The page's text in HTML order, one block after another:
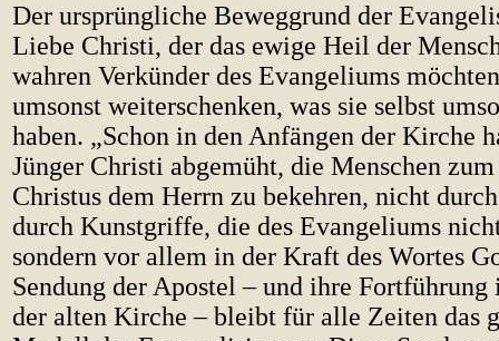
Der ursprüngliche Beweggrund der
Liebe Christi, der das ewige Heil der
wahren Verkünder des Evangeliums
umsonst weiterschenken, was sie selbst
haben. „Schon in den Anfängen der Kirche
Jünger Christi abgemüht, die Menschen
Christus dem Herrn zu bekehren, nicht
durch Kunstgriffe, die des Evangeliums
sondern vor allem in der Kraft des Wortes
Sendung der Apostel – und ihre Fortführung
der alten Kirche – bleibt für alle Zeiten das